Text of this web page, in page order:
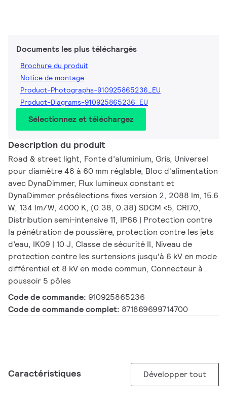
Documents les plus téléchargés
Brochure du produit
Notice de montage
Product-Photographs-910925865236_EU
Product-Diagrams-910925865236_EU
Sélectionnez et téléchargez
Description du produit
Road & street light, Fonte d’aluminium, Gris, Universel
pour diamètre 48 à 60 mm réglable, Bloc d'alimentation
avec DynaDimmer, Flux lumineux constant et
DynaDimmer présélections fixes version 2, 2088 lm, 15.6
W, 134 lm/W, 4000 K, (0.38, 0.38) SDCM <5, CRI70,
Distribution semi-intensive 11, IP66 | Protection contre
la pénétration de poussière, protection contre les jets
d’eau, IK09 | 10 J, Classe de sécurité II, Niveau de
protection contre les surtensions jusqu'à 6 kV en mode
différentiel et 8 kV en mode commun, Connecteur à
poussoir 5 pôles
Code de commande: 910925865236
Code de commande complet: 871869699714700
Caractéristiques Développer tout